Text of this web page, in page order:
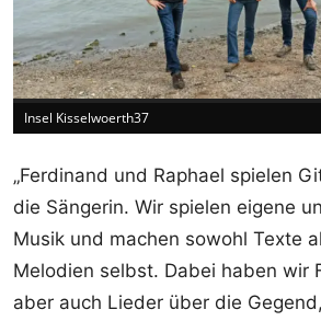
Insel Kisselwoerth37
„Ferdinand und Raphael spielen
die Sängerin. Wir spielen eigene
Musik und machen sowohl Texte
Melodien selbst. Dabei haben wir
aber auch Lieder über die